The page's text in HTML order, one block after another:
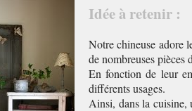
Idée à retenir :
Notre chineuse adore
de nombreuses pièces
En fonction de leur
différents usages.
Ainsi, dans la cuisine,